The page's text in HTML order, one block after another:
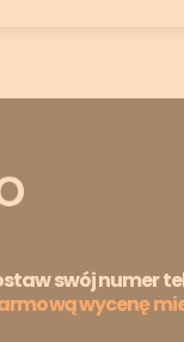
swój numer
wycenę